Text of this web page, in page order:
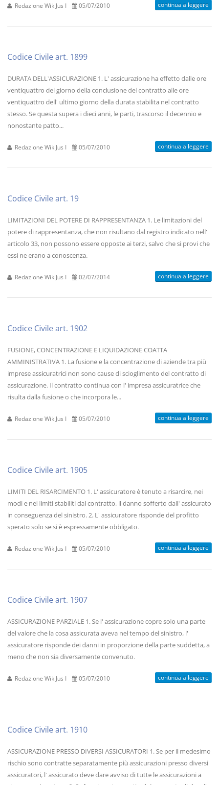
Redazione WikiJus I 05/07/2010 continua a leggere
Codice Civile art. 1899
DURATA DELL'ASSICURAZIONE 1. L' assicurazione ha effetto dalle ore
ventiquattro del giorno della conclusione del contratto alle ore
ventiquattro dell' ultimo giorno della durata stabilita nel contratto
stesso. Se questa supera i dieci anni, le parti, trascorso il decennio e
nonostante patto...
Redazione WikiJus I 05/07/2010 continua a leggere
Codice Civile art. 19
LIMITAZIONI DEL POTERE DI RAPPRESENTANZA 1. Le limitazioni del
potere di rappresentanza, che non risultano dal registro indicato nell'
articolo 33, non possono essere opposte ai terzi, salvo che si provi che
essi ne erano a conoscenza.
Redazione WikiJus I 02/07/2014 continua a leggere
Codice Civile art. 1902
FUSIONE, CONCENTRAZIONE E LIQUIDAZIONE COATTA
AMMINISTRATIVA 1. La fusione e la concentrazione di aziende tra più
imprese assicuratrici non sono cause di scioglimento del contratto di
assicurazione. Il contratto continua con l' impresa assicuratrice che
risulta dalla fusione o che incorpora le...
Redazione WikiJus I 05/07/2010 continua a leggere
Codice Civile art. 1905
LIMITI DEL RISARCIMENTO 1. L' assicuratore è tenuto a risarcire, nei
modi e nei limiti stabiliti dal contratto, il danno sofferto dall' assicurato
in conseguenza del sinistro. 2. L' assicuratore risponde del profitto
sperato solo se si è espressamente obbligato.
Redazione WikiJus I 05/07/2010 continua a leggere
Codice Civile art. 1907
ASSICURAZIONE PARZIALE 1. Se l' assicurazione copre solo una parte
del valore che la cosa assicurata aveva nel tempo del sinistro, l'
assicuratore risponde dei danni in proporzione della parte suddetta, a
meno che non sia diversamente convenuto.
Redazione WikiJus I 05/07/2010 continua a leggere
Codice Civile art. 1910
ASSICURAZIONE PRESSO DIVERSI ASSICURATORI 1. Se per il medesimo
rischio sono contratte separatamente più assicurazioni presso diversi
assicuratori, l' assicurato deve dare avviso di tutte le assicurazioni a